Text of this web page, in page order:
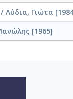
Λύδια, Γιώτα
[1965]